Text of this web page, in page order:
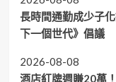
長時間通勤成少子
下一個世代》倡議
2026-08-08
酒店紅牌週賺20萬